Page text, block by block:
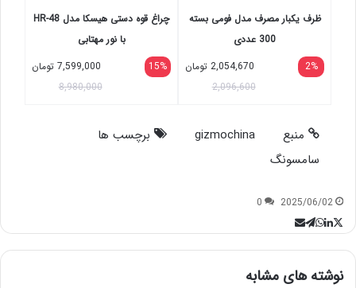
ظرف یکبار مصرف مدل فومی بسته
300 عددی
2%
2,054,670 تومان
2,096,600
چراغ قوه دستی هیسکا مدل HR-48
با نور مهتابی
15%
7,599,000 تومان
8,980,000
منبع gizmochina
برچسب ها
سامسونگ
2025/06/02
0
ایکس
لینکداین
واتس
تلگرام
اشتراک
ایمیل
نوشته های مشابه